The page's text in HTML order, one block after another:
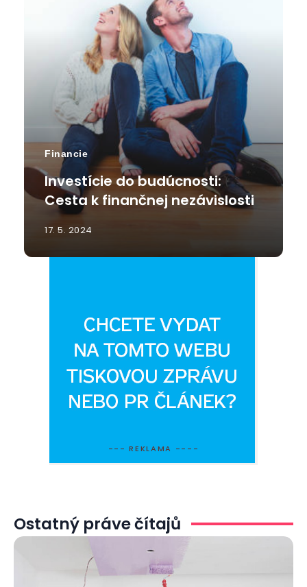
Ostatný práve čítajů
Financie
Investície do budúcnosti:
Cesta k finančnej nezávislosti
17. 5. 2024
--- REKLAMA ----